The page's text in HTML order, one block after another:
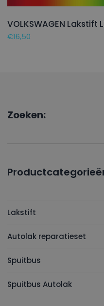
VOLKSWAGEN Lakstift
€16,50
Zoeken:
Lakstift
Autolak reparatieset
Spuitbus
Spuitbus Autolak